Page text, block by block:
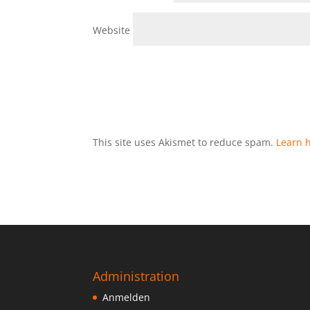
Website
This site uses Akismet to reduce spam. Learn
Administration
Anmelden